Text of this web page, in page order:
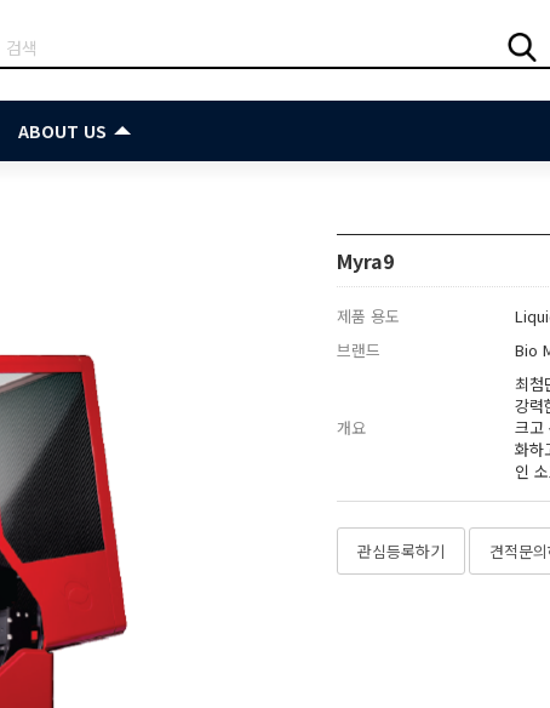
ABOUT US
Myra9
제품 용도
브랜드
Bio
개요
최첨
강력
크고
화하
인
관심등록하기 견적문